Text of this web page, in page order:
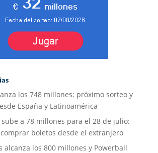
los 748 millones: próximo sorteo y
España y Latinoamérica
a 78 millones para el 28 de julio:
boletos desde el extranjero
alcanza los 800 millones y Powerball